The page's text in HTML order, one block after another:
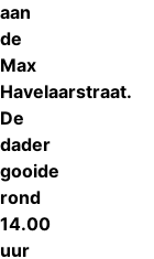
aan
de
Max
Havelaarstraat.
De
dader
gooide
rond
14.00
uur